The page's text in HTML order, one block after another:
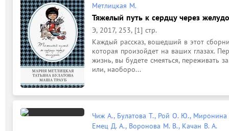
Метлицкая М.
Тяжелый путь к сердцу через
Э, 2017, 253, [1] стр.
Каждый рассказ, вошедший в этот
которая произойдет на ваших глазах.
жизнь, вы будете смеяться, переживать
или, наоборо...
Чиж А., Булатова Т., Рой О. Ю.,
Емец Д. А., Воронова М. В., Качан В. А.